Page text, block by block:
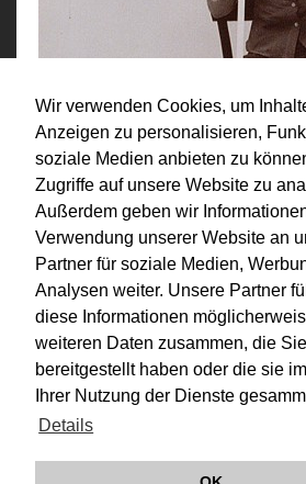
Wir verwenden Cookies, um
Anzeigen zu personalisieren,
soziale Medien anbieten zu
Zugriffe auf unsere Website zu
Außerdem geben wir
Verwendung unserer Website an
Partner für soziale Medien,
Analysen weiter. Unsere Partner
diese Informationen
weiteren Daten zusammen, die
bereitgestellt haben oder die sie
Ihrer Nutzung der Dienste
Details
Kategorien:
1970-1979 (Auswahl)